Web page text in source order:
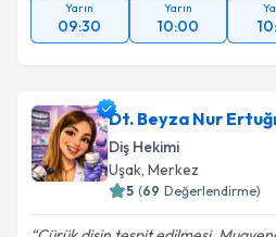
Yarın
09:30
Yarın
10:00
Dt. Beyza Nur
Diş Hekimi
Uşak, Merkez
5 (69 Değerlendirme)